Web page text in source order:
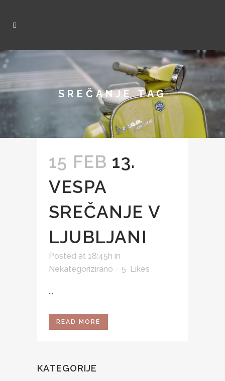
SREČANJE TAG
15 FEB 13.
VESPA
SREČANJE V
LJUBLJANI
Posted at 18:45h in
Nekategorizirano
5 Likes
...
READ MORE
KATEGORIJE